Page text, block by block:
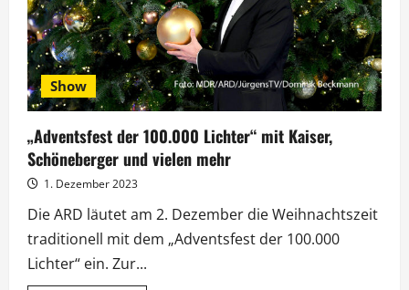
Show
„Adventsfest der 100.000 Lichter“ mit Kaiser,
Schöneberger und vielen mehr
1. Dezember 2023
Die ARD läutet am 2. Dezember die Weihnachtszeit
traditionell mit dem „Adventsfest der 100.000
Lichter“ ein. Zur...